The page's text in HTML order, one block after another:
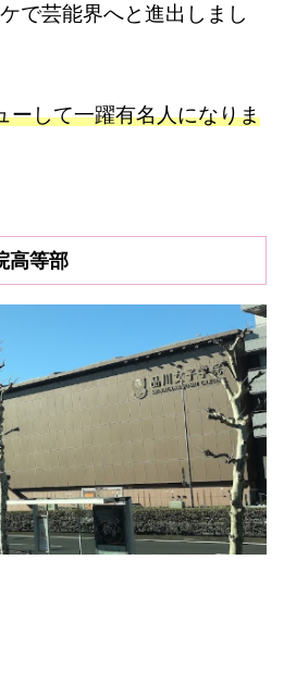
で芸能界へと進出しまし
ーして一躍有名人になりま
高等部